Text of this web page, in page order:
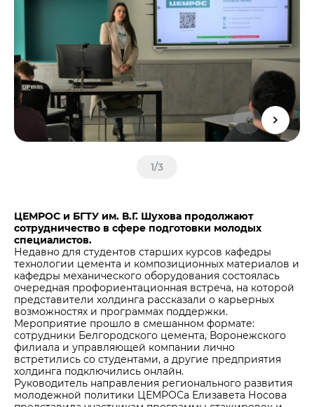
1/3
ЦЕМРОС и БГТУ им. В.Г. Шухова продолжают
сотрудничество в сфере подготовки молодых
специалистов.
Недавно для студентов старших курсов кафедры
технологии цемента и композиционных материалов и
кафедры механического оборудования состоялась
очередная профориентационная встреча, на которой
представители холдинга рассказали о карьерных
возможностях и программах поддержки.
Мероприятие прошло в смешанном формате:
сотрудники Белгородского цемента, Воронежского
филиала и управляющей компании лично
встретились со студентами, а другие предприятия
холдинга подключились онлайн.
Руководитель направления регионального развития
молодежной политики ЦЕМРОСа Елизавета Носова
Центры дистрибуции
Реализация ТМЦ и непрофильных активов
Политика в области закупок
В помощь поставщику
Не только цемент
Люди ЦЕМРОСа
Технологии и тренды
Издание для клиентов
Аналитика цементной отрасли
Медиабанк
Служба доверия